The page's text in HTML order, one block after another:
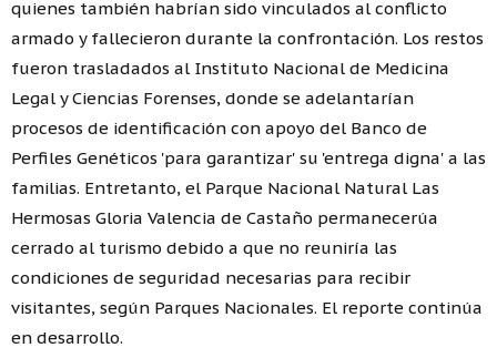
quienes también habrían sido vinculados al conflicto
armado y fallecieron durante la confrontación. Los restos
fueron trasladados al Instituto Nacional de Medicina
Legal y Ciencias Forenses, donde se adelantarían
procesos de identificación con apoyo del Banco de
Perfiles Genéticos 'para garantizar' su 'entrega digna' a las
familias. Entretanto, el Parque Nacional Natural Las
Hermosas Gloria Valencia de Castaño permanecerúa
cerrado al turismo debido a que no reuniría las
condiciones de seguridad necesarias para recibir
visitantes, según Parques Nacionales. El reporte continúa
en desarrollo.